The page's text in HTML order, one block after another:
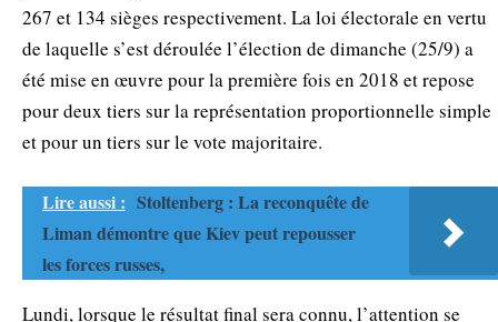
267 et 134 sièges respectivement. La loi électorale en vertu
de laquelle s’est déroulée l’élection de dimanche (25/9) a
été mise en œuvre pour la première fois en 2018 et repose
pour deux tiers sur la représentation proportionnelle simple
et pour un tiers sur le vote majoritaire.
Lire aussi : Stoltenberg : La reconquête de
Liman démontre que Kiev peut repousser
les forces russes,
Lundi, lorsque le résultat final sera connu, l’attention se